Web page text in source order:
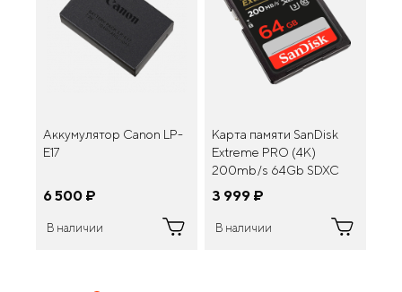
Аккумулятор Canon LP-
E17
6 500 ¤
В наличии
Карта памяти SanDisk
Extreme PRO (4K)
200mb/s 64Gb SDXC
UHS-I Class 10 V30
GN4IN)
3 999 ¤
В наличии